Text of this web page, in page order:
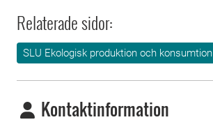
Relaterade sidor:
SLU Ekologisk produktion och konsumtion
Kontaktinformation